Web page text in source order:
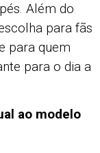
Além do
para fãs
para quem
para o dia a
ao modelo